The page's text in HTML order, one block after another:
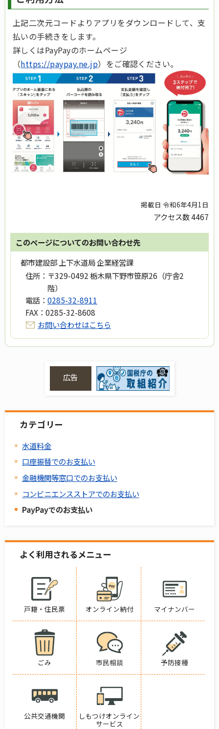
上記二次元コードよりアプリをダウンロードして、支
払いの手続きをします。
詳しくはPayPayのホームページ
（https://paypay.ne.jp）をご確認ください。
掲載日 令和6年4月1日
アクセス数4467
このページについてのお問い合わせ先
都市建設部 上下水道局 企業経営課
住所： 〒329-0492 栃木県下野市笹原26（庁舎2
階）
電話： 0285-32-8911
FAX： 0285-32-8608
お問い合わせはこちら
広告
カテゴリー
水道料金
口座振替でのお支払い
金融機関等窓口でのお支払い
コンビニエンスストアでのお支払い
PayPayでのお支払い
よく利用されるメニュー
戸籍・住民票 オンライン納付 マイナンバー
ごみ 市民相談 予防接種
公共交通機関
しもつけオンライン
サービス